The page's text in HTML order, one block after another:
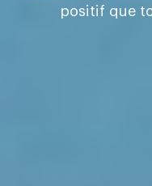
positif que